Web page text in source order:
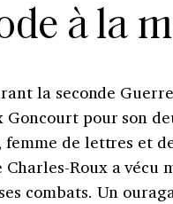
à la
la seconde
pour son
de lettres et
Roux a vécu
combats. Un